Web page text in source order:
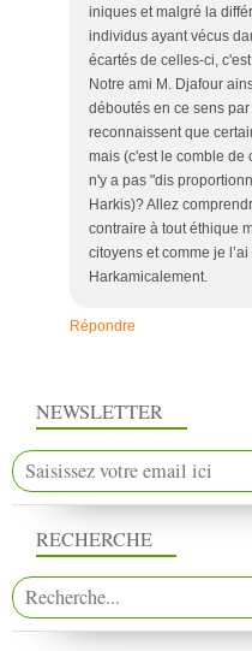
iniques et malgré la
individus ayant vécus
écartés de celles-ci,
Notre ami M. Djafour
déboutés en ce sens
reconnaissent que
mais (c'est le comble de
n'y a pas "dis
Harkis)? Allez
contraire à tout éthique
citoyens et comme je
Harkamicalement.
Répondre
NEWSLETTER
RECHERCHE